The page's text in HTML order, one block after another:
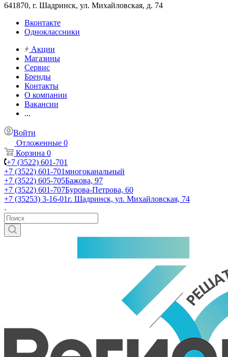
641870, г. Шадринск, ул. Михайловская, д. 74
Вконтакте
Одноклассники
Акции
Магазины
Сервис
Бренды
Контакты
О компании
Вакансии
...
Войти
Отложенные 0
Корзина 0
+7 (3522) 601-701
+7 (3522) 601-701многоканальный
+7 (3522) 605-705Бажова, 97
+7 (3522) 601-707Бурова-Петрова, 60
+7 (35253) 3-16-01г. Шадринск, ул. Михайловская, 74